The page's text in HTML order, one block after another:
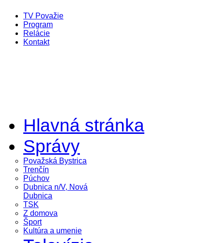
TV Považie
Program
Relácie
Kontakt
Hlavná stránka
Správy
Považská Bystrica
Trenčín
Púchov
Dubnica n/V, Nová
Dubnica
TSK
Z domova
Šport
Kultúra a umenie